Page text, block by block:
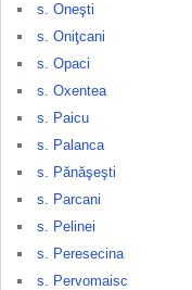
s. Oneşti
s. Oniţcani
s. Opaci
s. Oxentea
s. Paicu
s. Palanca
s. Pănăşeşti
s. Parcani
s. Pelinei
s. Peresecina
s. Pervomaisc